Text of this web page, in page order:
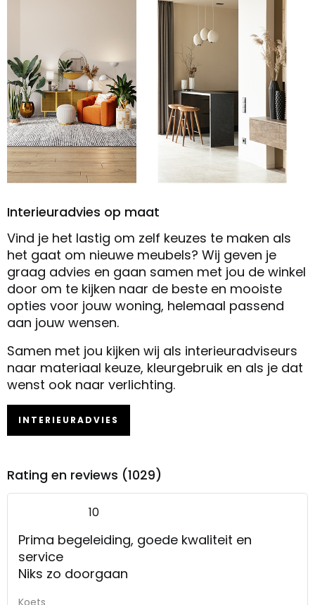
Interieuradvies op maat
Vind je het lastig om zelf keuzes te maken als
het gaat om nieuwe meubels? Wij geven je
graag advies en gaan samen met jou de winkel
door om te kijken naar de beste en mooiste
opties voor jouw woning, helemaal passend
aan jouw wensen.
Samen met jou kijken wij als interieuradviseurs
naar materiaal keuze, kleurgebruik en als je dat
wenst ook naar verlichting.
INTERIEURADVIES
Rating en reviews (1029)
10
Prima begeleiding, goede kwaliteit en
service
Niks zo doorgaan
Koets